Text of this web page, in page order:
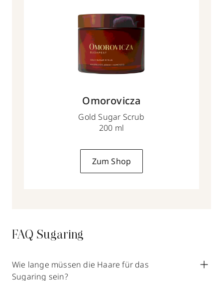
Omorovicza
Gold Sugar Scrub
200 ml
Zum Shop
FAQ Sugaring
Wie lange müssen die Haare für das
Sugaring sein?